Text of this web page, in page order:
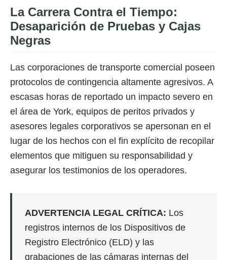
La Carrera Contra el Tiempo:
Desaparición de Pruebas y Cajas
Negras
Las corporaciones de transporte comercial poseen
protocolos de contingencia altamente agresivos. A
escasas horas de reportado un impacto severo en
el área de York, equipos de peritos privados y
asesores legales corporativos se apersonan en el
lugar de los hechos con el fin explícito de recopilar
elementos que mitiguen su responsabilidad y
asegurar los testimonios de los operadores.
ADVERTENCIA LEGAL CRÍTICA: Los
registros internos de los Dispositivos de
Registro Electrónico (ELD) y las
grabaciones de las cámaras internas del